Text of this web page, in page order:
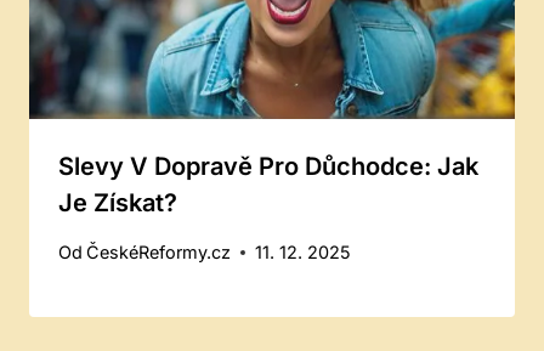
Slevy V Dopravě Pro Důchodce: Jak
Je Získat?
Od ČeskéReformy.cz 11. 12. 2025